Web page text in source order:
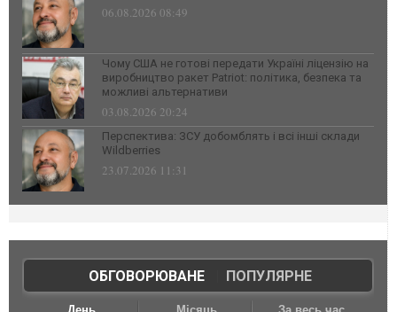
06.08.2026 08:49
Чому США не готові передати Україні ліцензію на
виробництво ракет Patriot: політика, безпека та
можливі альтернативи
03.08.2026 20:24
Перспектива: ЗСУ добомблять і всі інші склади
Wildberries
23.07.2026 11:31
ОБГОВОРЮВАНЕ| ПОПУЛЯРНЕ